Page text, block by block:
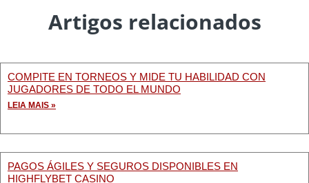
Artigos relacionados
COMPITE EN TORNEOS Y MIDE TU HABILIDAD CON
JUGADORES DE TODO EL MUNDO
LEIA MAIS »
PAGOS ÁGILES Y SEGUROS DISPONIBLES EN
HIGHFLYBET CASINO